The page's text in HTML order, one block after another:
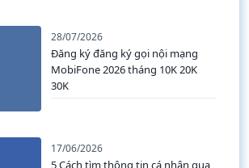
28/07/2026
Đăng ký đăng ký gọi nội mạng
MobiFone 2026 tháng 10K 20K
30K
17/06/2026
5 Cách tìm thông tin cá nhân qua